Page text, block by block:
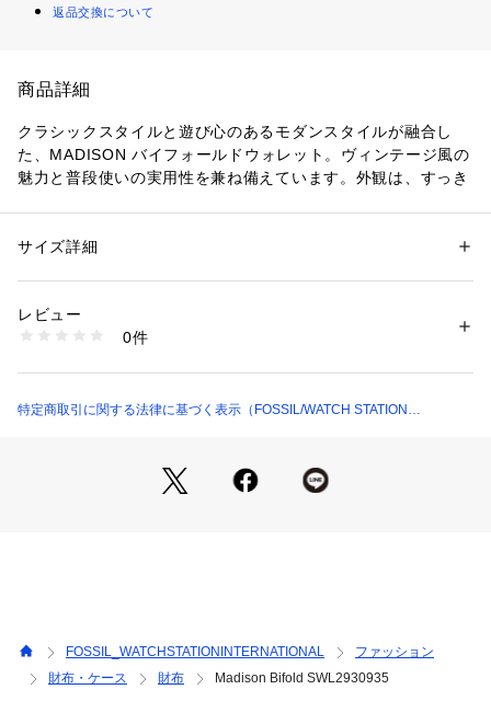
返品交換について
商品詳細
クラシックスタイルと遊び心のあるモダンスタイルが融合し
た、MADISON バイフォールドウォレット。ヴィンテージ風の
魅力と普段使いの実用性を兼ね備えています。外観は、すっき
イドポケットなどさまざまなポケットを備え、必需品を整理し
ンタイン気分を味わえる、スタイリッシュで使い勝手の良いア
幅約10.2cm x 厚さ約1.3cm x 高さ約8.9cm
内側ディテール：紙幣用コンパートメントx1, 身分証明書用ウ
ってみえる場合がございます。
性別：レディース
素材：表地：ポリウレタンコーティングファブリック 裏地：ポリウレタ
1096400001381
サイズ詳細
レビュー
0件
特定商取引に関する法律に基づく表示（FOSSIL/WATCH STATION
FOSSIL_WATCHSTATIONINTERNATIONAL
ファッション
財布・ケース
財布 Madison Bifold SWL2930935